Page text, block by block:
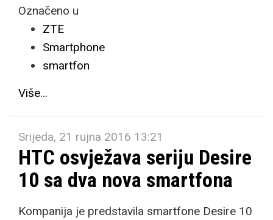
Označeno u
ZTE
Smartphone
smartfon
Više...
Srijeda, 21 rujna 2016 13:21
HTC osvježava seriju Desire
10 sa dva nova smartfona
Kompanija je predstavila smartfone Desire 10